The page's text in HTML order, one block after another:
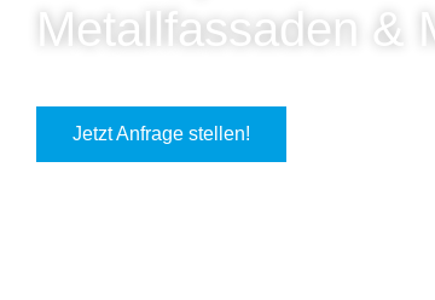
Metallfassaden &
Jetzt Anfrage stellen!